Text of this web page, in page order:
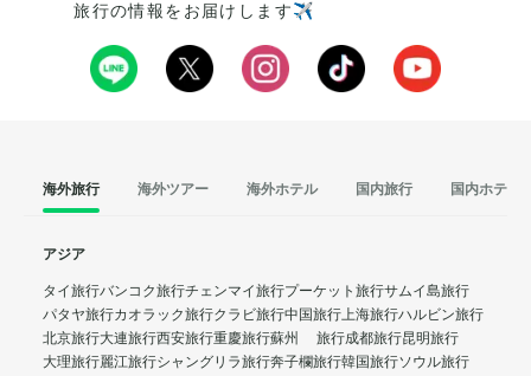
旅行の情報をお届けします✈️
海外旅行 海外ツアー 海外ホテル 国内旅行 国内ホテル
アジア
タイ旅行バンコク旅行チェンマイ旅行プーケット旅行サムイ島旅行
パタヤ旅行カオラック旅行クラビ旅行中国旅行上海旅行ハルビン旅行
北京旅行大連旅行西安旅行重慶旅行蘇州 旅行成都旅行昆明旅行
大理旅行麗江旅行シャングリラ旅行奔子欄旅行韓国旅行ソウル旅行